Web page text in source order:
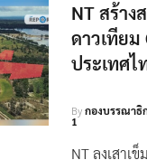
NT สร้าง
ดาวเทียม
ประเทศไ
Byกองบรรณาธิ
1
NT ลงเสาเ